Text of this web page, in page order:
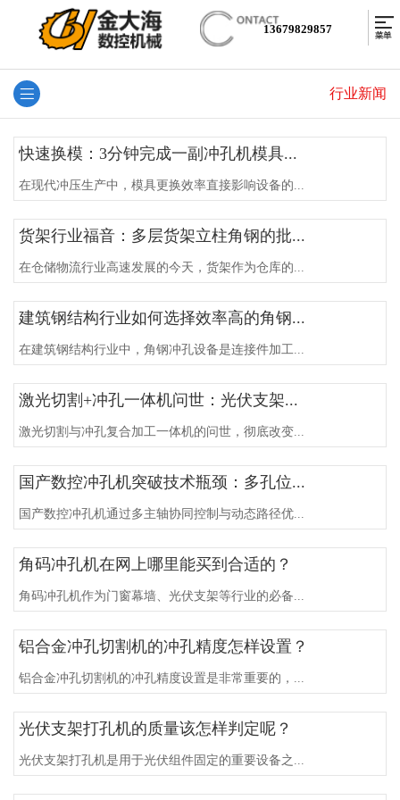
13679829857
行业新闻
快速换模：3分钟完成一副冲孔机模具...
在现代冲压生产中，模具更换效率直接影响设备的...
货架行业福音：多层货架立柱角钢的批...
在仓储物流行业高速发展的今天，货架作为仓库的...
建筑钢结构行业如何选择效率高的角钢...
在建筑钢结构行业中，角钢冲孔设备是连接件加工...
激光切割+冲孔一体机问世：光伏支架...
激光切割与冲孔复合加工一体机的问世，彻底改变...
国产数控冲孔机突破技术瓶颈：多孔位...
国产数控冲孔机通过多主轴协同控制与动态路径优...
角码冲孔机在网上哪里能买到合适的？
角码冲孔机作为门窗幕墙、光伏支架等行业的必备...
铝合金冲孔切割机的冲孔精度怎样设置？
铝合金冲孔切割机的冲孔精度设置是非常重要的，...
光伏支架打孔机的质量该怎样判定呢？
光伏支架打孔机是用于光伏组件固定的重要设备之...